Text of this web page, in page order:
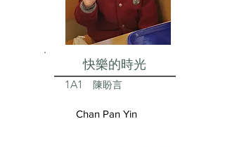
快樂的時光
1A1 陳盼言
Chan Pan Yin